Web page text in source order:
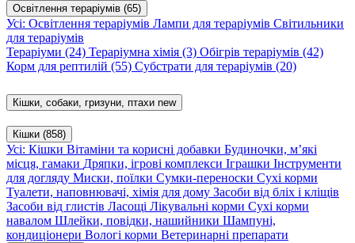
Освітлення тераріумів (65)
Усі: Освітлення тераріумів Лампи для тераріумів Світильники
для тераріумів
Тераріуми (24) Тераріумна хімія (3) Обігрів тераріумів (42)
Корм для рептилій (55) Субстрати для тераріумів (20)
Кішки, собаки, гризуни, птахи new
Кішки (858)
Усі: Кішки Вітаміни та корисні добавки Будиночки, м’які
місця, гамаки Дряпки, ігрові комплекси Іграшки Інструменти
для догляду Миски, поїлки Сумки-переноски Сухі корми
Туалети, наповнювачі, хімія для дому Засоби від бліх і кліщів
Засоби від глистів Ласощі Лікувальні корми Сухі корми
навалом Шлейки, повідки, нашийники Шампуні,
кондиціонери Вологі корми Ветеринарні препарати